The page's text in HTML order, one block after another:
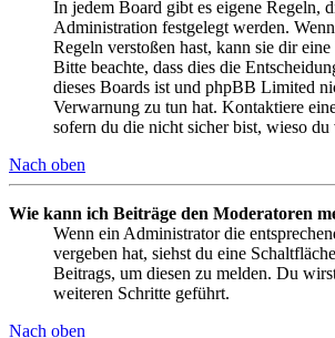
In jedem Board gibt es eigene Regeln,
Administration festgelegt werden.
Regeln verstoßen hast, kann sie dir
Bitte beachte, dass dies die
dieses Boards ist und phpBB Limited
Verwarnung zu tun hat. Kontaktiere
sofern du die nicht sicher bist, wieso
Nach oben
Wie kann ich Beiträge den Moderatoren
Wenn ein Administrator die
vergeben hat, siehst du eine
Beitrags, um diesen zu melden. Du
weiteren Schritte geführt.
Nach oben